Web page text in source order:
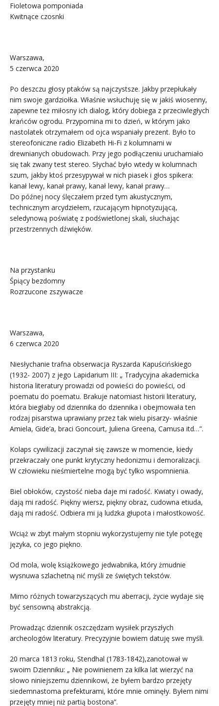
Fioletowa pomponiada
Kwitnące czosnki
Warszawa,
5 czerwca 2020
Po deszczu głosy ptaków są najczystsze. Jakby przepłukały
nim swoje gardziołka. Właśnie wsłuchuję się w jakiś wiosenny,
zapewne też miłosny ich dialog, który dobiega z przeciwległych
krańców ogrodu. Przypomina mi to dzień, w którym jako
nastolatek otrzymałem od ojca wspaniały prezent. Było to
stereofoniczne radio Elizabeth Hi-Fi z kolumnami w
drewnianych obudowach. Przy jego podłączeniu uruchamiało
się tak zwany test stereo. Słychać było wtedy w kolumnach
szum, jakby ktoś przesypywał w nich piasek i głos spikera:
kanał lewy, kanał prawy, kanał lewy, kanał prawy…
Do późnej nocy ślęczałem przed tym akustycznym,
technicznym arcydziełem, rzucającym hipnotyzującą,
seledynową poświatę z podświetlonej skali, słuchając
przestrzennych dźwięków.
Na przystanku
Śpiący bezdomny
Rozrzucone zszywacze
Warszawa,
6 czerwca 2020
Niesłychanie trafna obserwacja Ryszarda Kapuścińskiego
(1932- 2007) z jego Lapidarium III: „ Tradycyjna akademicka
historia literatury prowadzi od powieści do powieści, od
poematu do poematu. Brakuje natomiast historii literatury,
która biegłaby od dziennika do dziennika i obejmowała ten
rodzaj pisarstwa uprawiany przez tak wielu pisarzy- właśnie
Amiela, Gide’a, braci Goncourt, Juliena Greena, Camusa itd…”.
Kolaps cywilizacji zaczynał się zawsze w momencie, kiedy
przekraczały one punkt krytyczny hedonizmu i demoralizacji.
W człowieku nieśmiertelne mogą być tylko wspomnienia.
Biel obłoków, czystość nieba daje mi radość. Kwiaty i owady,
dają mi radość. Piękny wiersz, piękny obraz, cudowna etiuda,
dają mi radość. Odbiera mi ją ludzka głupota i małostkowość.
Wciąż w zbyt małym stopniu wykorzystujemy nie tyle potęgę
języka, co jego piękno.
Od mola, wolę książkowego jedwabnika, który żmudnie
wysnuwa szlachetną nić myśli ze świętych tekstów.
Mimo różnych towarzyszących mu aberracji, życie wydaje się
być sensowną abstrakcją.
Prowadząc dziennik oszczędzam wysiłek przyszłych
archeologów literatury. Precyzyjnie bowiem datuję swe myśli.
20 marca 1813 roku, Stendhal (1783-1842),zanotował w
swoim Dzienniku: „ Nie powinienem za kilka lat wierzyć na
słowo niniejszemu dziennikowi, że byłem bardzo przejęty
siedemnastoma prefekturami, które mnie ominęły. Byłem nimi
przejęty mniej niż partią bostona”.